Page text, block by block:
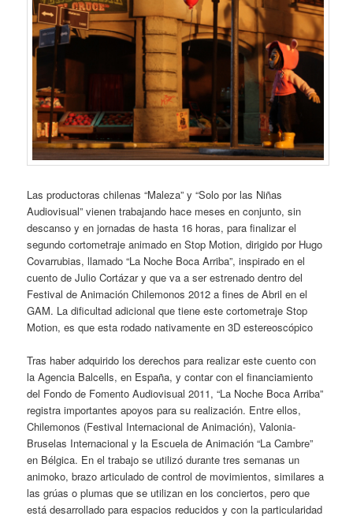
Las productoras chilenas “Maleza” y “Solo por las Niñas
Audiovisual” vienen trabajando hace meses en conjunto, sin
descanso y en jornadas de hasta 16 horas, para finalizar el
segundo cortometraje animado en Stop Motion, dirigido por Hugo
Covarrubias, llamado “La Noche Boca Arriba”, inspirado en el
cuento de Julio Cortázar y que va a ser estrenado dentro del
Festival de Animación Chilemonos 2012 a fines de Abril en el
GAM. La dificultad adicional que tiene este cortometraje Stop
Motion, es que esta rodado nativamente en 3D estereoscópico
Tras haber adquirido los derechos para realizar este cuento con
la Agencia Balcells, en España, y contar con el financiamiento
del Fondo de Fomento Audiovisual 2011, “La Noche Boca Arriba”
registra importantes apoyos para su realización. Entre ellos,
Chilemonos (Festival Internacional de Animación), Valonia-
Bruselas Internacional y la Escuela de Animación “La Cambre”
en Bélgica. En el trabajo se utilizó durante tres semanas un
animoko, brazo articulado de control de movimientos, similares a
las grúas o plumas que se utilizan en los conciertos, pero que
está desarrollado para espacios reducidos y con la particularidad